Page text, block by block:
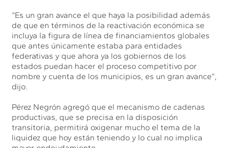
“Es un gran avance el que haya la posibilidad además
de que en términos de la reactivación económica se
incluya la figura de línea de financiamientos globales
que antes únicamente estaba para entidades
federativas y que ahora ya los gobiernos de los
estados puedan hacer el proceso competitivo por
nombre y cuenta de los municipios, es un gran avance”,
dijo.
Pérez Negrón agregó que el mecanismo de cadenas
productivas, que se precisa en la disposición
transitoria, permitirá oxigenar mucho el tema de la
liquidez que hoy están teniendo y lo cual no implica